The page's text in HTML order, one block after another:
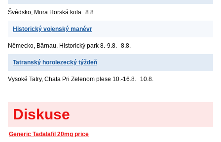
Švédsko, Mora Horská kola 8.8.
Historický vojenský manévr
Německo, Bärnau, Historický park 8.-9.8. 8.8.
Tatranský horolezecký týždeň
Vysoké Tatry, Chata Pri Zelenom plese 10.-16.8. 10.8.
Diskuse
Generic Tadalafil 20mg price